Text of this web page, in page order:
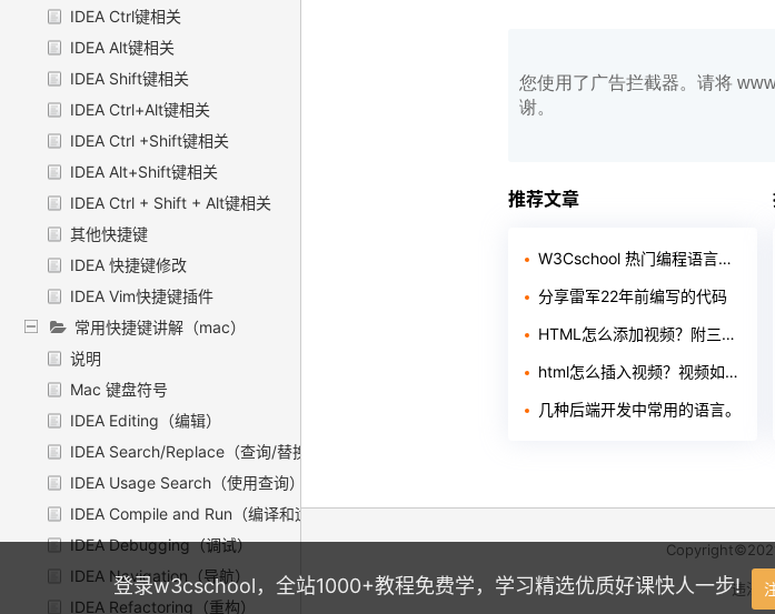
IDEA Ctrl键相关
IDEA Alt键相关
IDEA Shift键相关
IDEA Ctrl+Alt键相关
IDEA Ctrl +Shift键相关
IDEA Alt+Shift键相关
IDEA Ctrl + Shift + Alt键相关
其他快捷键
IDEA 快捷键修改
IDEA Vim快捷键插件
常用快捷键讲解（mac）
说明
Mac 键盘符号
IDEA Editing（编辑）
IDEA Search/Replace（查询/替换）
IDEA Usage Search（使用查询）
IDEA Compile and Run（编译和运行）
IDEA Debugging（调试）
IDEA Navigation（导航）
IDEA Refactoring（重构）
您使用了广告拦截器。请将
谢。
推荐文章
W3Cschool 热门编程语言排行榜 2020年 10月 TOP10
分享雷军22年前编写的代码
HTML怎么添加视频？附三种方法！
html怎么插入视频？视频如何插入页面
几种后端开发中常用的语言。
违法
登录w3cschool，全站1000+教程免费学，学习精选优质好课快人一步!